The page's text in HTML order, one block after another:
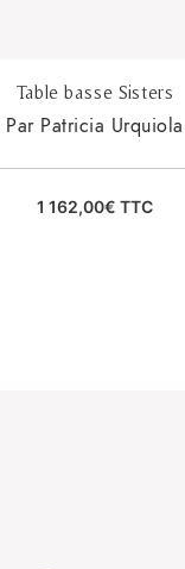
Table basse Sisters
Par Patricia Urquiola
1 162,00€ TTC